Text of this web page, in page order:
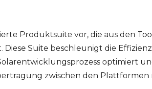
Produktsuite vor, die aus den
Suite beschleunigt die
optimiert
zwischen den Plattformen